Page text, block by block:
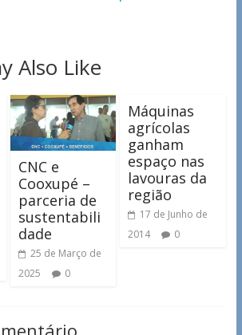
Also Like
CNC e
Cooxupé –
parceria de
sustentabili
dade
25 de Março de
2025
0
Máquinas
agrícolas
ganham
espaço nas
lavouras da
região
17 de Junho de
2014
0